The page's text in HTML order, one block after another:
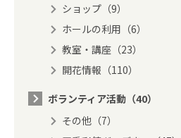
ショップ（9）
ホールの利用（6）
教室・講座（23）
開花情報（110）
ボランティア活動（40）
その他（7）